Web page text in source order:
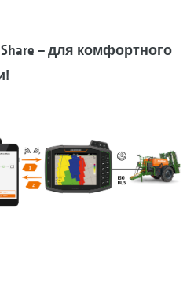
– для комфортного